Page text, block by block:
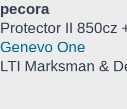
pecora
Protector II 850cz
Genevo One
LTI Marksman &